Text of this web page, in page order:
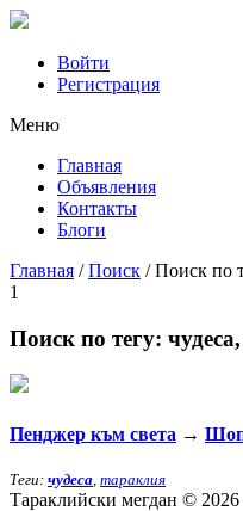
Войти
Регистрация
Mеню
Главная
Объявления
Контакты
Блоги
Главная /Поиск /Поиск по
1
Поиск по тегу: чудеса
Пенджер към света →
Теги: чудеса тараклия
Тараклийски мегдан © 2026